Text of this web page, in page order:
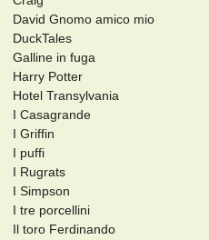
David Gnomo amico mio
DuckTales
Galline in fuga
Harry Potter
Hotel Transylvania
I Casagrande
I Griffin
I puffi
I Rugrats
I Simpson
I tre porcellini
Il toro Ferdinando